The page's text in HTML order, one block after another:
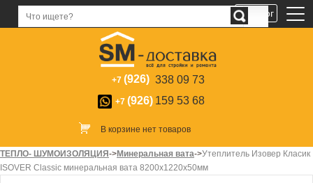
+7 (926) 338 09 73
+7 (926) 159 53 68
В корзине нет товаров
ТЕПЛО- ШУМОИЗОЛЯЦИЯ->Минеральная вата->Утеплитель Изовер Класик
ISOVER Classic минеральная вата 8200х1220х50мм
Каталог